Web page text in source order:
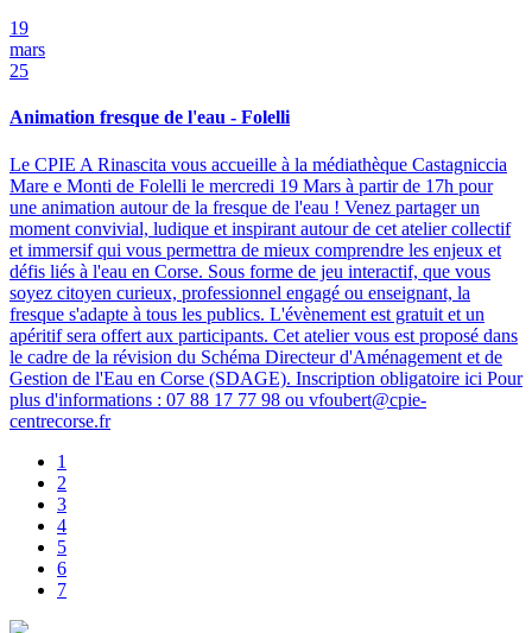
19
mars
25
Animation fresque de l'eau - Folelli
Le CPIE A Rinascita vous accueille à la médiathèque Castagniccia
Mare e Monti de Folelli le mercredi 19 Mars à partir de 17h pour
une animation autour de la fresque de l'eau ! Venez partager un
moment convivial, ludique et inspirant autour de cet atelier collectif
et immersif qui vous permettra de mieux comprendre les enjeux et
défis liés à l'eau en Corse. Sous forme de jeu interactif, que vous
soyez citoyen curieux, professionnel engagé ou enseignant, la
fresque s'adapte à tous les publics. L'évènement est gratuit et un
apéritif sera offert aux participants. Cet atelier vous est proposé dans
le cadre de la révision du Schéma Directeur d'Aménagement et de
Gestion de l'Eau en Corse (SDAGE). Inscription obligatoire ici Pour
plus d'informations : 07 88 17 77 98 ou vfoubert@cpie-
centrecorse.fr
1
2
3
4
5
6
7